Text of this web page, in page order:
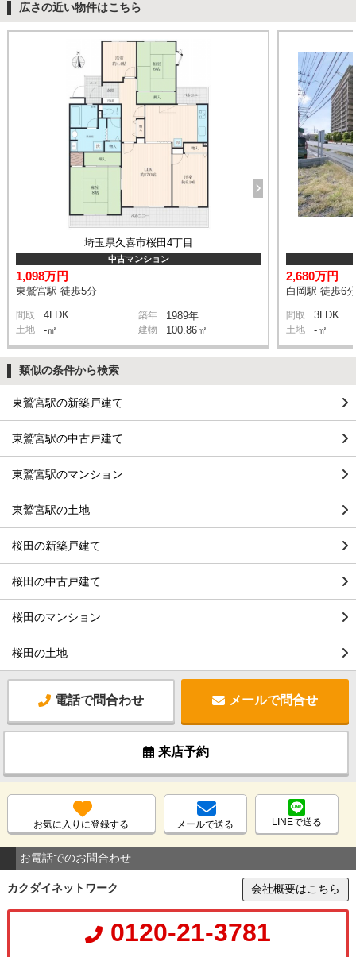
広さの近い物件はこちら
埼玉県久喜市桜田4丁目
中古マンション
1,098万円
東鷲宮駅 徒歩5分
間取 4LDK 築年 1989年
土地 -㎡ 建物 100.86㎡
2,680万円
白岡駅 徒歩6分
間取 3LDK
土地 -㎡
類似の条件から検索
東鷲宮駅の新築戸建て
東鷲宮駅の中古戸建て
東鷲宮駅のマンション
東鷲宮駅の土地
桜田の新築戸建て
桜田の中古戸建て
桜田のマンション
桜田の土地
電話で問合わせ メールで問合せ
来店予約
お気に入りに登録する メールで送る LINEで送る
お電話でのお問合わせ
カクダイネットワーク 会社概要はこちら
0120-21-3781